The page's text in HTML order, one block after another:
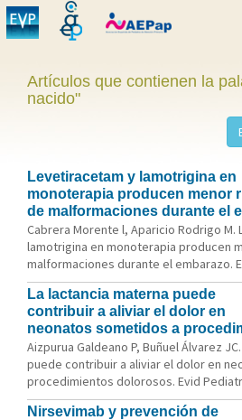
Artículos que contienen la
nacido"
Levetiracetam y lamotrigina en
monoterapia producen menor
de malformaciones durante el
Cabrera Morente l, Aparicio Rodrigo M.
lamotrigina en monoterapia producen
malformaciones durante el embarazo.
La lactancia materna puede
contribuir a aliviar el dolor en
neonatos sometidos a
Aizpurua Galdeano P, Buñuel Álvarez
puede contribuir a aliviar el dolor en
procedimientos dolorosos. Evid
Nirsevimab y prevención de